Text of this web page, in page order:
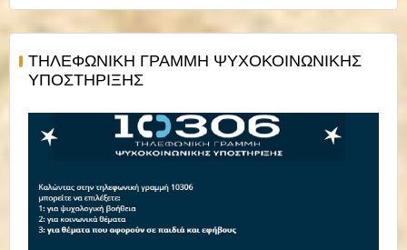
ΤΗΛΕΦΩΝΙΚΗ ΓΡΑΜΜΗ ΨΥΧΟΚΟΙΝΩΝΙΚΗΣ
ΥΠΟΣΤΗΡΙΞΗΣ